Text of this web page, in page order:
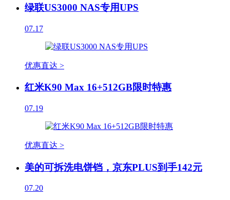
绿联US3000 NAS专用UPS
07.17
优惠直达 >
红米K90 Max 16+512GB限时特惠
07.19
优惠直达 >
美的可拆洗电饼铛，京东PLUS到手142元
07.20